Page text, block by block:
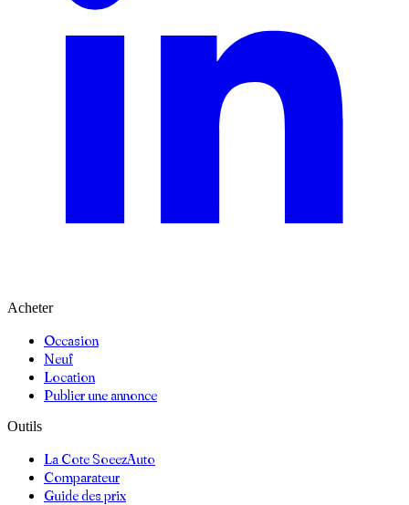
Acheter
Occasion
Neuf
Location
Publier une annonce
Outils
La Cote SoeezAuto
Comparateur
Guide des prix